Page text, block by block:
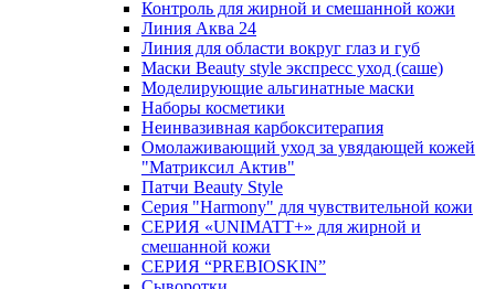
Контроль для жирной и смешанной кожи
Линия Аква 24
Линия для области вокруг глаз и губ
Маски Beauty style экспресс уход (саше)
Моделирующие альгинатные маски
Наборы косметики
Неинвазивная карбокситерапия
Омолаживающий уход за увядающей кожей
"Матриксил Актив"
Патчи Beauty Style
Серия "Harmony" для чувствительной кожи
СЕРИЯ «UNIMATT+» для жирной и
смешанной кожи
СЕРИЯ “PREBIOSKIN”